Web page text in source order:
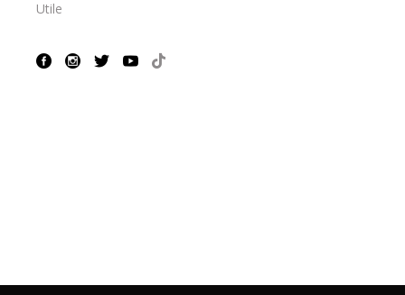
Utile